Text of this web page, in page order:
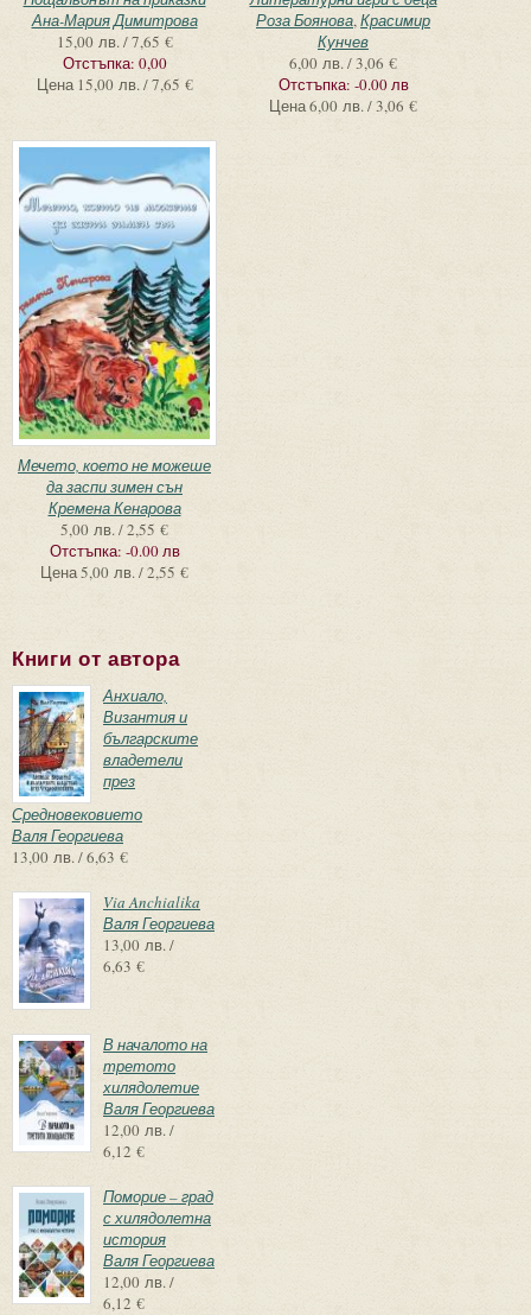
Ана-Мария Димитрова
15,00 лв. / 7,65 €
Отстъпка: 0,00
Цена 15,00 лв. / 7,65 €
Роза Боянова,Красимир
Кунчев
6,00 лв. / 3,06 €
Отстъпка: -0.00 лв
Цена6,00 лв. / 3,06 €
Мечето, което не можеше
да заспи зимен сън
Кремена Кенарова
5,00 лв. / 2,55 €
Отстъпка: -0.00 лв
Цена5,00 лв. / 2,55 €
Книги от автора
Анхиало,
Византия и
българските
владетели
през
Средновековието
Валя Георгиева
13,00 лв. / 6,63 €
Via Anchialika
Валя Георгиева
13,00 лв. /
6,63 €
В началото на
третото
хилядолетие
Валя Георгиева
12,00 лв. /
6,12 €
Поморие – град
с хилядолетна
история
Валя Георгиева
12,00 лв. /
6,12 €